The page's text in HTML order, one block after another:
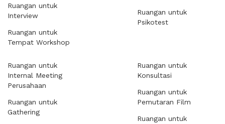
Ruangan untuk
Interview
Ruangan untuk
Tempat Workshop
Ruangan untuk
Psikotest
Ruangan untuk
Internal Meeting
Perusahaan
Ruangan untuk
Gathering
Ruangan untuk
Konsultasi
Ruangan untuk
Pemutaran Film
Ruangan untuk